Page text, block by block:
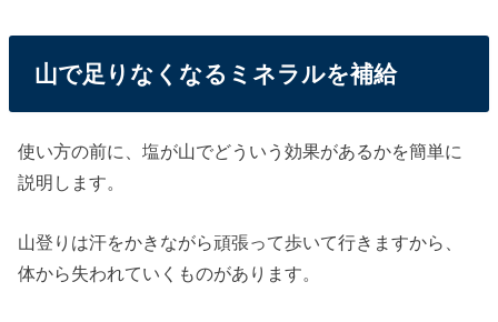
山で足りなくなるミネラルを補給
使い方の前に、塩が山でどういう効果があるかを簡単に
説明します。
山登りは汗をかきながら頑張って歩いて行きますから、
体から失われていくものがあります。